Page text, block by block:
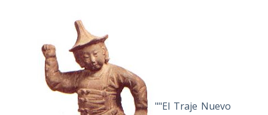
""El Traje Nuevo